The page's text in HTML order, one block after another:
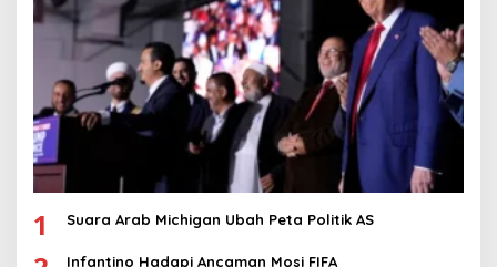
1 Suara Arab Michigan Ubah Peta Politik AS
Infantino Hadapi Ancaman Mosi FIFA